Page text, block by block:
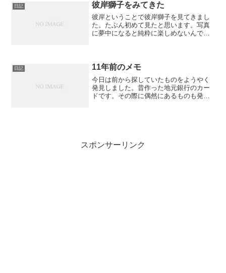
日記 彼岸獅子をみてきた
彼岸ということで彼岸獅子を見てきまし
た。たぶん初めて見たと思います。写真
に夢中になると純粋に楽しめないんです
日記 11年前のメモ
今日は前から探していたものをようやく
発見しました。昔作った地元銀行のカー
ドです。その際に偶然にあるものも発見
スポンサーリンク